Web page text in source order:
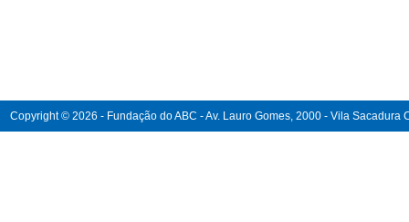
Copyright © 2026 - Fundação do ABC - Av. Lauro Gomes, 2000 - Vila